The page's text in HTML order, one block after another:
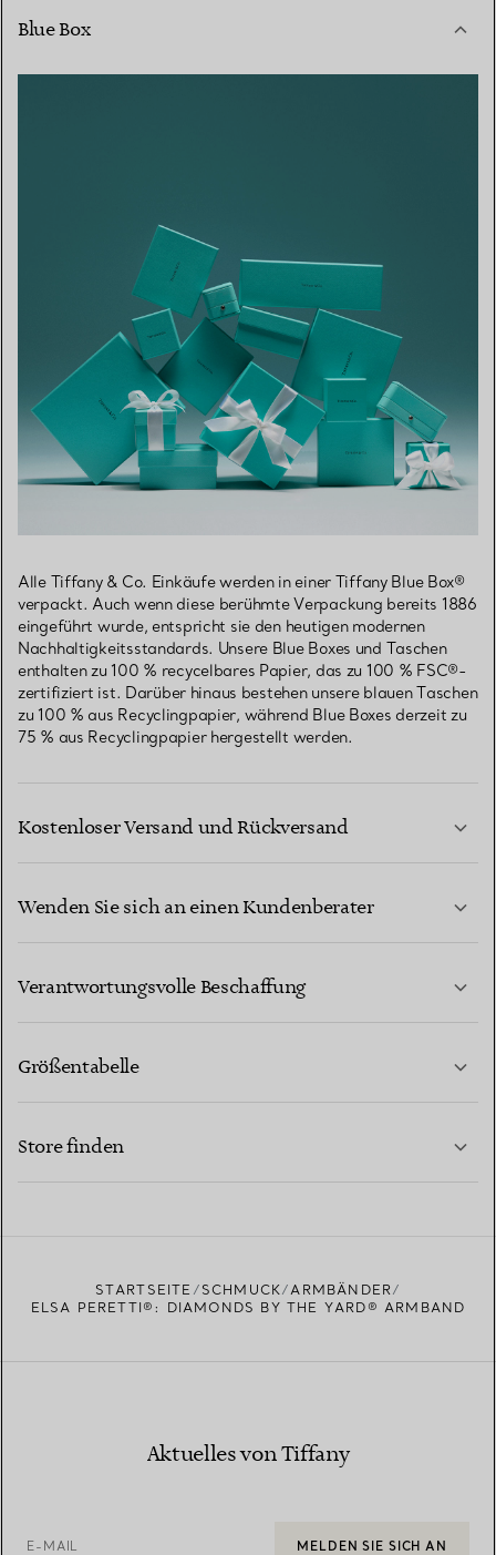
Blue Box
Alle Tiffany & Co. Einkäufe werden in einer Tiffany Blue Box®
verpackt. Auch wenn diese berühmte Verpackung bereits 1886
eingeführt wurde, entspricht sie den heutigen modernen
Nachhaltigkeitsstandards. Unsere Blue Boxes und Taschen
enthalten zu 100 % recycelbares Papier, das zu 100 % FSC®-
zertifiziert ist. Darüber hinaus bestehen unsere blauen Taschen
zu 100 % aus Recyclingpapier, während Blue Boxes derzeit zu
75 % aus Recyclingpapier hergestellt werden.
Kostenloser Versand und Rückversand
Wenden Sie sich an einen Kundenberater
Verantwortungsvolle Beschaffung
Größentabelle
Store finden
STARTSEITE SCHMUCK
ARMBÄNDER
ELSA PERETTI®: DIAMONDS BY THE YARD® ARMBAND
Aktuelles von Tiffany
E-MAIL MELDEN SIE SICH AN